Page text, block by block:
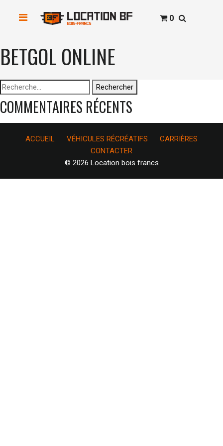
0
BETGOL ONLINE
Rechercher :
COMMENTAIRES RÉCENTS
ACCUEIL VÉHICULES RÉCRÉATIFS
CARRIÈRES
CONTACTER
© 2026 Location bois francs